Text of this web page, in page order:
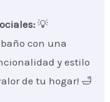
💡
con una
y estilo
de tu hogar! 🛁